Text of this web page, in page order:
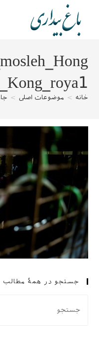
_Kong_roya1
خانه > موضوعات اصلی >
جستجو در همهٔ مطالب